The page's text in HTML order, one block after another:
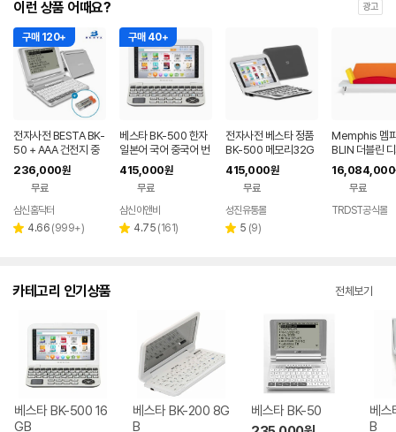
이런 상품 어때요? 광고
구매 120+
전자사전 BESTA BK-
50 + AAA 건전지 중
중한 영어 중국어 토익
다국어
236,000원
무료
삼신홈닥터
별 4.66 리
(999+)
구매 40+
베스타 BK-500 한자
일본어 국어 중국어 번
역 어학 영영 한영 영한
영어 전자사전
415,000원
무료
삼신이앤비
별 4.75 리
(161)
전자사전 베스타 정품
BK-500 메모리32G
B 영영 영어특화 옥스
포드 북웜 콜린스코빌
415,000원
무료
성진유통몰
별 5 리
(9)
Memphis 멤
BLIN 더블린
파
29
16,084,000
무료
TRDST공식몰
카테고리 인기상품 전체보기
베스타 BK-500 16
GB
베스타 BK-200 8G
B
베스타 BK-50
베
B